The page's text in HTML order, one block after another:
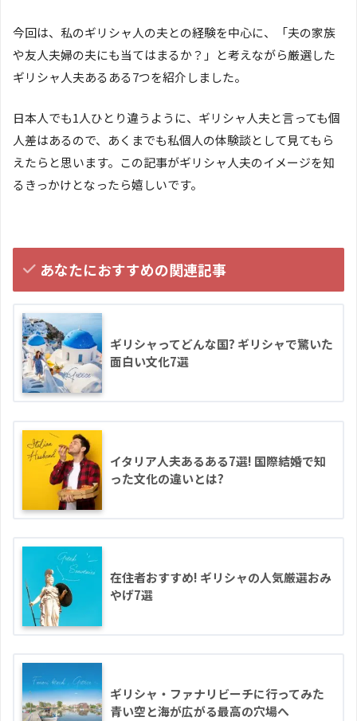
今回は、私のギリシャ人の夫との経験を中心に、「夫の家族
や友人夫婦の夫にも当てはまるか？」と考えながら厳選した
ギリシャ人夫あるある7つを紹介しました。
日本人でも1人ひとり違うように、ギリシャ人夫と言っても個
人差はあるので、あくまでも私個人の体験談として見てもら
えたらと思います。この記事がギリシャ人夫のイメージを知
るきっかけとなったら嬉しいです。
あなたにおすすめの関連記事
ギリシャってどんな国? ギリシャで驚いた
面白い文化7選
イタリア人夫あるある7選! 国際結婚で知
った文化の違いとは?
在住者おすすめ! ギリシャの人気厳選おみ
やげ7選
ギリシャ・ファナリビーチに行ってみた
青い空と海が広がる最高の穴場へ